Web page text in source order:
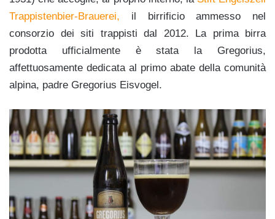
Trappistenbier-Brauerei, il birrificio ammesso nel
consorzio dei siti trappisti dal 2012. La prima birra
prodotta ufficialmente è stata la Gregorius,
affettuosamente dedicata al primo abate della comunità
alpina, padre Gregorius Eisvogel.